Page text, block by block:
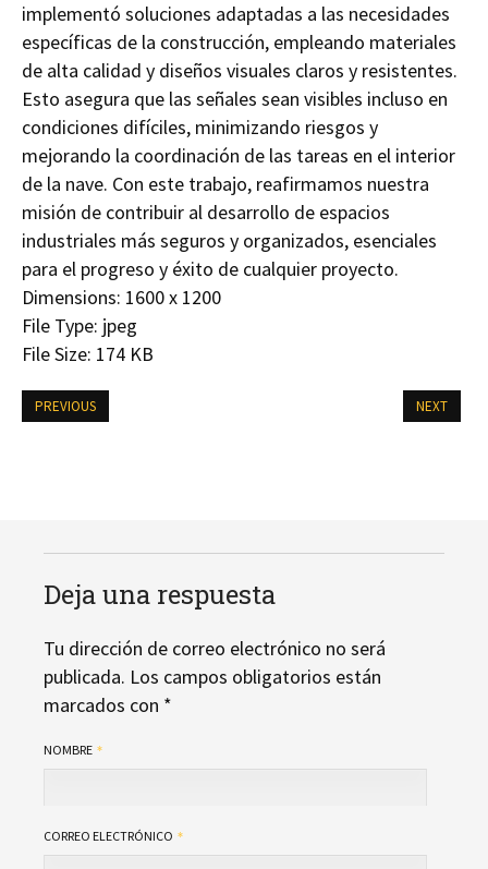
implementó soluciones adaptadas a las necesidades
específicas de la construcción, empleando materiales
de alta calidad y diseños visuales claros y resistentes.
Esto asegura que las señales sean visibles incluso en
condiciones difíciles, minimizando riesgos y
mejorando la coordinación de las tareas en el interior
de la nave. Con este trabajo, reafirmamos nuestra
misión de contribuir al desarrollo de espacios
industriales más seguros y organizados, esenciales
para el progreso y éxito de cualquier proyecto.
Dimensions: 1600 x 1200
File Type: jpeg
File Size: 174 KB
PREVIOUS NEXT
Deja una respuesta
Tu dirección de correo electrónico no será
publicada. Los campos obligatorios están
marcados con *
NOMBRE
CORREO ELECTRÓNICO